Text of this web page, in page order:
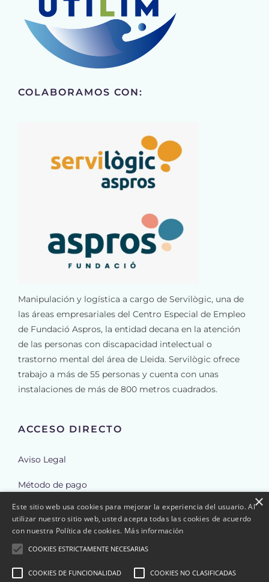
COLABORAMOS CON:
Manipulación y logística a cargo de Servilògic, una de
las áreas empresariales del Centro Especial de Empleo
de Fundació Aspros, la entidad decana en la atención
de las personas con discapacidad intelectual o
trastorno mental del área de Lleida. Servilògic ofrece
trabajo a más de 55 personas y cuenta con unas
instalaciones de más de 800 metros cuadrados.
ACCESO DIRECTO
Aviso Legal
Método de pago
Envíos
Reembolso y cancelación de pedidos
×
Este sitio web usa cookies para mejorar la experiencia del usuario. Al
utilizar nuestro sitio web, usted acepta todas las cookies de acuerdo
con nuestra Política de cookies. Más información
COOKIES ESTRICTAMENTE NECESARIAS
COOKIES DE FUNCIONALIDAD COOKIES NO CLASIFICADAS